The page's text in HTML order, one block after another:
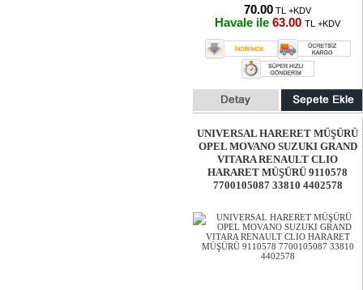
70.00 TL +KDV
Havale ile 63.00 TL +KDV
UNIVERSAL HARERET MÜŞÜRÜ
OPEL MOVANO SUZUKI GRAND
VITARA RENAULT CLIO
HARARET MÜŞÜRÜ 9110578
7700105087 33810 4402578